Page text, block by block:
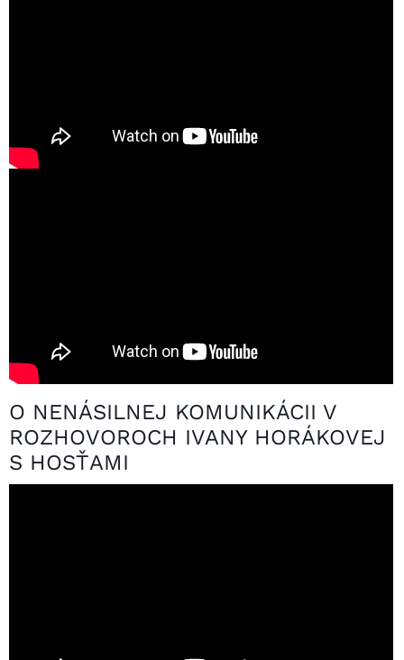
O NENÁSILNEJ KOMUNIKÁCII V
ROZHOVOROCH IVANY HORÁKOVEJ
S HOSŤAMI